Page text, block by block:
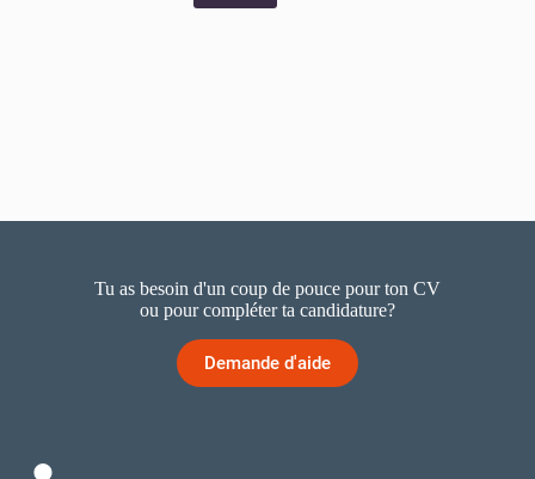
Tu as besoin d'un coup de pouce pour ton CV
ou pour compléter ta candidature?
Demande d'aide